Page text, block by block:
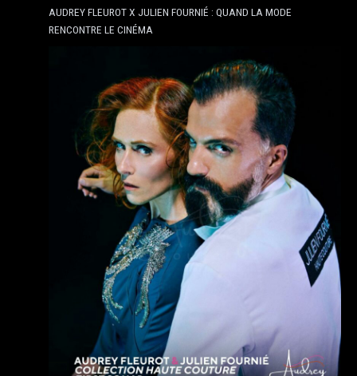
AUDREY FLEUROT X JULIEN FOURNIÉ : QUAND LA MODE
RENCONTRE LE CINÉMA